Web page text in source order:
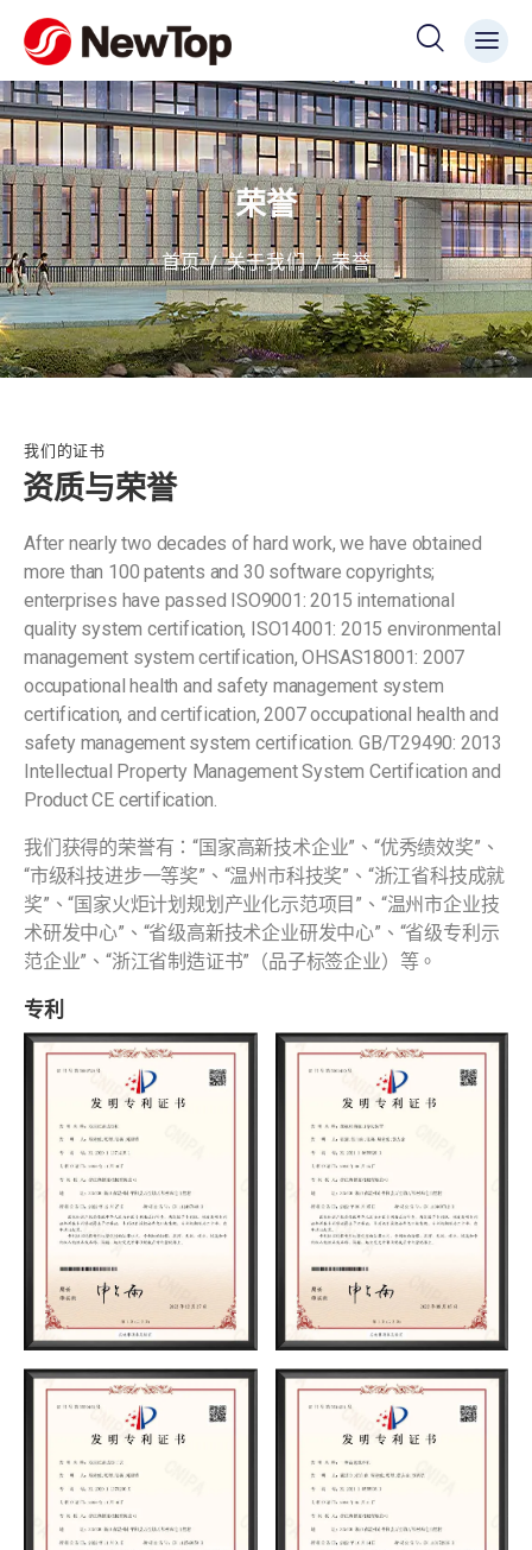
荣誉
首页 关于我们 荣誉
我们的证书
资质与荣誉
After nearly two decades of hard work, we have obtained
more than 100 patents and 30 software copyrights;
enterprises have passed ISO9001: 2015 international
quality system certification, ISO14001: 2015 environmental
management system certification, OHSAS18001: 2007
occupational health and safety management system
certification, and certification, 2007 occupational health and
safety management system certification. GB/T29490: 2013
Intellectual Property Management System Certification and
Product CE certification.
我们获得的荣誉有：“国家高新技术企业”、“优秀绩效奖”、
“市级科技进步一等奖”、“温州市科技奖”、“浙江省科技成就
奖”、“国家火炬计划规划产业化示范项目”、“温州市企业技
术研发中心”、“省级高新技术企业研发中心”、“省级专利示
范企业”、“浙江省制造证书”（品子标签企业）等。
专利